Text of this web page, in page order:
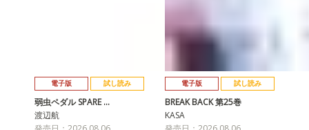
電子版 試し読み
弱虫ペダル SPARE …
渡辺航
電子版 試し読み
BREAK BACK 第25巻
KASA